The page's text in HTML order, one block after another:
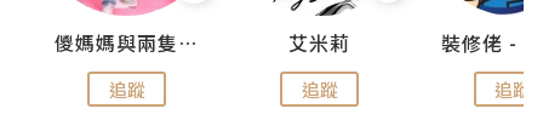
儍媽媽與兩隻小魔怪之家
追蹤
艾米莉
追蹤 追蹤